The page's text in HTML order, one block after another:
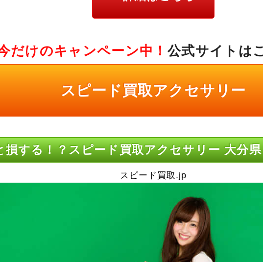
だけのキャンペーン中！ 公式サイトは
スピード買取アクセサリー
損する！？スピード買取アクセサリー 大分県
スピード買取.jp